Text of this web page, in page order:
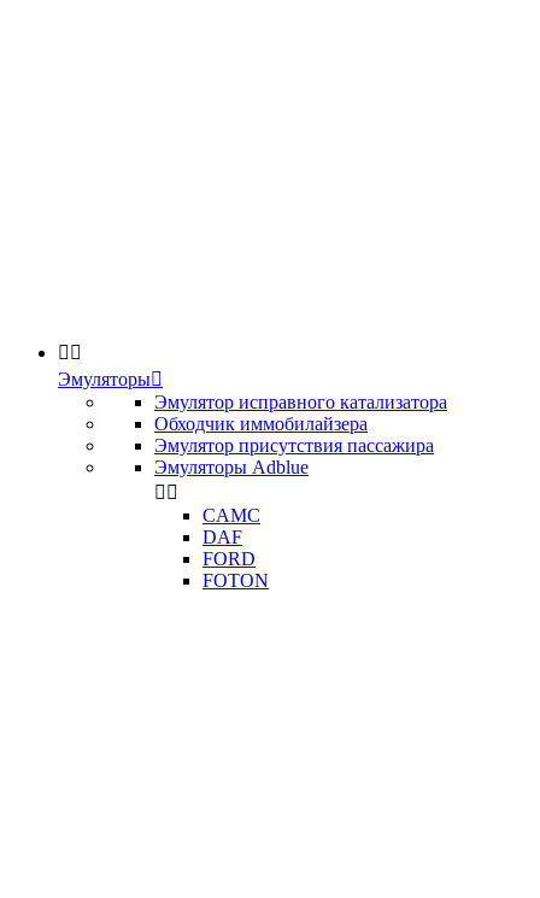
 
Эмуляторы
Эмулятор исправного катализатора
Обходчик иммобилайзера
Эмулятор присутствия пассажира
Эмуляторы Adblue
 
CAMC
DAF
FORD
FOTON